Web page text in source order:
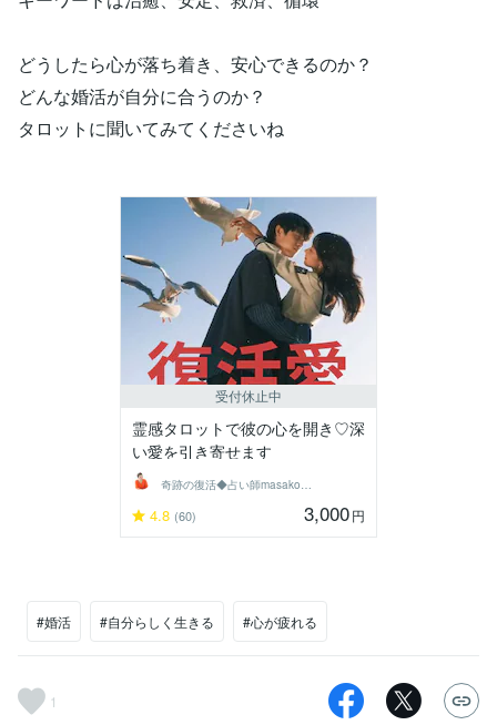
どうしたら心が落ち着き、安心できるのか？
どんな婚活が自分に合うのか？
タロットに聞いてみてくださいね
受付休止中
霊感タロットで彼の心を開き♡深
い愛を引き寄せます
奇跡の復活◆占い師masako（まさこ）
4.8 (60) 3,000円
#婚活 #自分らしく生きる #心が疲れる
1